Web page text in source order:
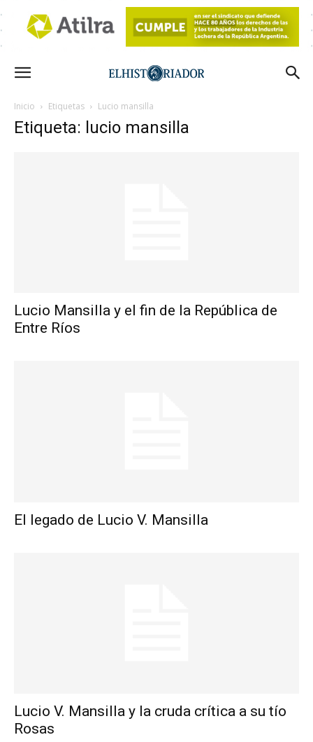
Inicio Etiquetas Lucio mansilla
Etiqueta: lucio mansilla
Lucio Mansilla y el fin de la República de
Entre Ríos
El legado de Lucio V. Mansilla
Lucio V. Mansilla y la cruda crítica a su tío
Rosas